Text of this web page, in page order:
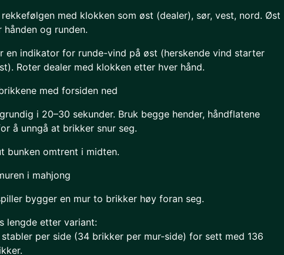
rekkefølgen med klokken som øst (dealer), sør, vest, nord. Øst
hånden og runden.
en indikator for runde-vind på øst (herskende vind starter
Roter dealer med klokken etter hver hånd.
med forsiden ned
i 20–30 sekunder. Bruk begge hender, håndflatene
å unngå at brikker snur seg.
bunken omtrent i midten.
i mahjong
bygger en mur to brikker høy foran seg.
lengde etter variant:
stabler per side (34 brikker per mur-side) for sett med 136